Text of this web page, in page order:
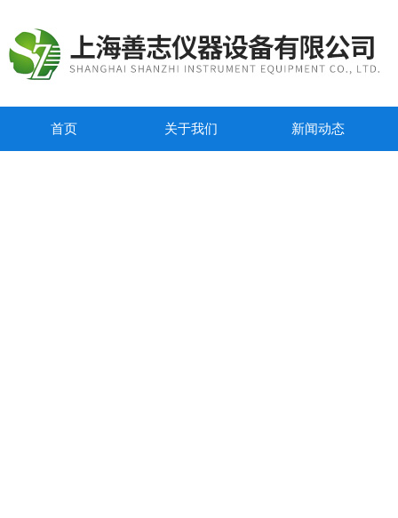
首页 关于我们 新闻动态